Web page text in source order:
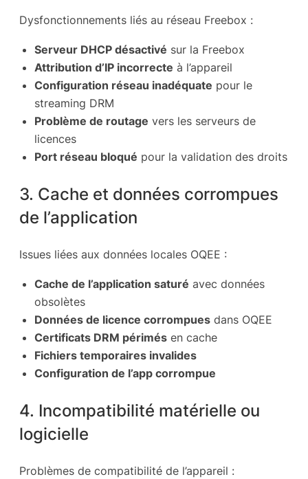
Dysfonctionnements liés au réseau Freebox :
Serveur DHCP désactivé sur la Freebox
Attribution d’IP incorrecte à l’appareil
Configuration réseau inadéquate pour le
streaming DRM
Problème de routage vers les serveurs de
licences
Port réseau bloqué pour la validation des droits
3. Cache et données corrompues
de l’application
Issues liées aux données locales OQEE :
Cache de l’application saturé avec données
obsolètes
Données de licence corrompues dans OQEE
Certificats DRM périmés en cache
Fichiers temporaires invalides
Configuration de l’app corrompue
4. Incompatibilité matérielle ou
logicielle
Problèmes de compatibilité de l’appareil :